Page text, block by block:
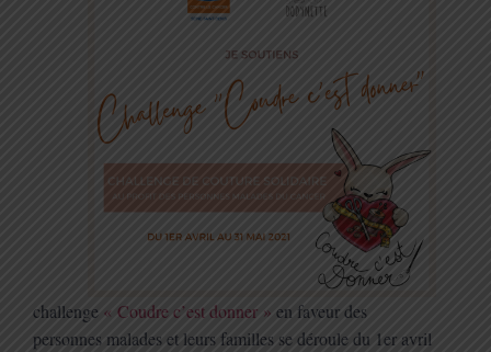
challenge « Coudre c’est donner » en faveur des
personnes malades et leurs familles se déroule du 1er avril